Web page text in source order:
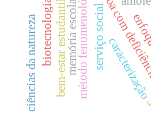
pessoa com
serviço social
método fenomenológico
memória escolar
bem-estar estudantil
biotecnologia
ciências da natureza